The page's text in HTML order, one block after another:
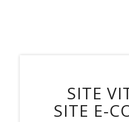
SITE
SITE E-